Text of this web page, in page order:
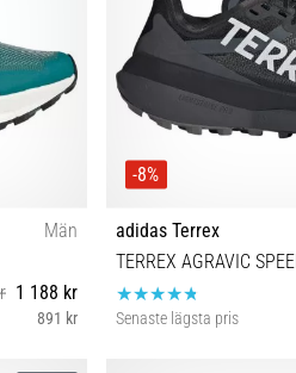
Män
1 188 kr
891 kr
-8%
adidas Terrex
TERREX AGRAVIC
Senaste lägsta pris